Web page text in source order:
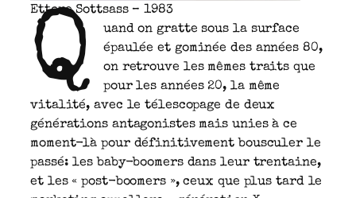
Ettore Sottsass – 1983
Q
uand on gratte sous la surface
épaulée et gominée des années 80,
on retrouve les mêmes traits que
pour les années 20, la même
vitalité, avec le télescopage de deux
générations antagonistes mais unies à ce
moment-là pour définitivement bousculer le
passé: les baby-boomers dans leur trentaine,
et les « post-boomers », ceux que plus tard le